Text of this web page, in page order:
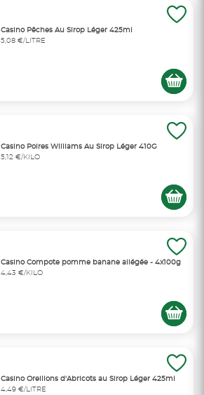
Casino Pêches Au Sirop Léger 425ml
5,08 €/LITRE
Casino Poires Williams Au Sirop Léger 410G
5,12 €/KILO
Casino Compote pomme banane allégée - 4x100g
4,43 €/KILO
Casino Oreillons d'Abricots au Sirop Léger 425ml
4,49 €/LITRE